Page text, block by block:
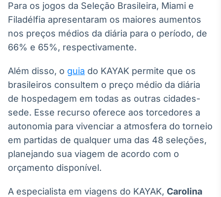
Para os jogos da Seleção Brasileira, Miami e
Filadélfia apresentaram os maiores aumentos
nos preços médios da diária para o período, de
66% e 65%, respectivamente.
Além disso, o guia do KAYAK permite que os
brasileiros consultem o preço médio da diária
de hospedagem em todas as outras cidades-
sede. Esse recurso oferece aos torcedores a
autonomia para vivenciar a atmosfera do torneio
em partidas de qualquer uma das 48 seleções,
planejando sua viagem de acordo com o
orçamento disponível.
A especialista em viagens do KAYAK, Carolina